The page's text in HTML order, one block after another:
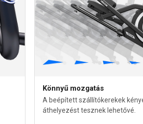
Könnyű mozgatás
A beépített szállítókerekek
áthelyezést tesznek lehetővé.